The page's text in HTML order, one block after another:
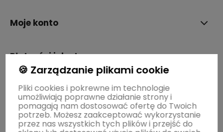
Moje konto
Płatności i dostawa
Informacje
O nas
🍪 Zarządzanie plikami cookie
Pliki cookies i pokrewne im technologie
umożliwiają poprawne działanie strony i
pomagają nam dostosować ofertę do Twoich
potrzeb. Możesz zaakceptować wykorzystanie
przez nas wszystkich tych plików i przejść do